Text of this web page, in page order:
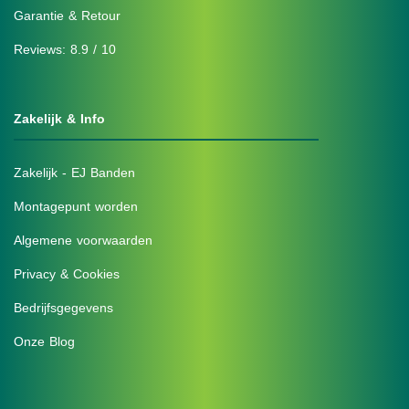
Garantie & Retour
Reviews: 8.9 / 10
Zakelijk & Info
Zakelijk - EJ Banden
Montagepunt worden
Algemene voorwaarden
Privacy & Cookies
Bedrijfsgegevens
Onze Blog